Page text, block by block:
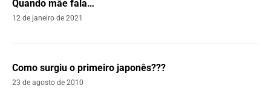
Quando mãe fala…
12 de janeiro de 2021
Como surgiu o primeiro japonês???
23 de agosto de 2010